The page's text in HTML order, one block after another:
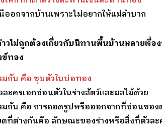
ออกจากบ้านเพราะไม่อยากให้แม่ลำบาก
วไม่ถูกต้องเกี่ยวกับนิทานพื้นบ้านหลายเรื่อ
ข์ทอง
กัน คือ ชุบตัวในบ่อทอง
ละครเอกซ่อนตัวในร่างสัตว์และผลไม้ด้วย
กัน คือ การถอดรูปหรือออกจากที่ซ่อนของ
ดที่ต่างกันคือ ลักษณะของร่างหรือสิ่งที่ตัวล